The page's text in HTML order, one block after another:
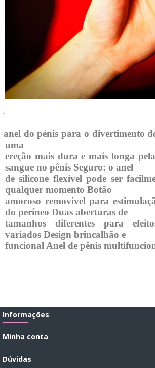
·
anel do pénis para o divertimento
uma
ereção mais dura e mais longa
sangue no pênis Seguro: o anel
de silicone flexível pode ser
qualquer momento Botão
amoroso removível para
do períneo Duas aberturas de
tamanhos diferentes para
variados Design brincalhão e
funcional Anel de pênis
Informações
Minha conta
Dúvidas